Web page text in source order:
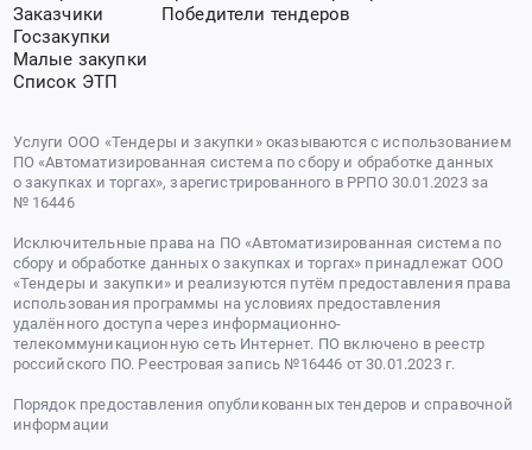
Заказчики
Госзакупки
Малые закупки
Список ЭТП
Победители тендеров
Услуги ООО «Тендеры и закупки» оказываются с использованием
ПО «Автоматизированная система по сбору и обработке данных
о закупках и торгах», зарегистрированного в РРПО 30.01.2023 за
№ 16446
Исключительные права на ПО «Автоматизированная система по
сбору и обработке данных о закупках и торгах» принадлежат ООО
«Тендеры и закупки» и реализуются путём предоставления права
использования программы на условиях предоставления
удалённого доступа через информационно-
телекоммуникационную сеть Интернет. ПО включено в реестр
российского ПО. Реестровая запись №16446 от 30.01.2023 г.
Порядок предоставления опубликованных тендеров и справочной
информации